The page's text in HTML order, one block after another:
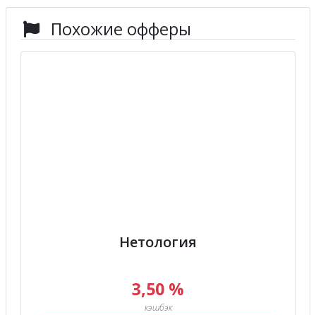
Похожие офферы
Нетология
3,50 %
кэшбэк